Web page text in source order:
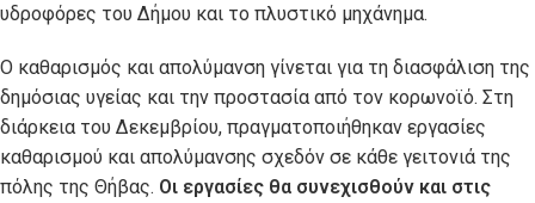
υδροφόρες του Δήμου και το πλυστικό μηχάνημα.
Ο καθαρισμός και απολύμανση γίνεται για τη διασφάλιση της
δημόσιας υγείας και την προστασία από τον κορωνοϊό. Στη
διάρκεια του Δεκεμβρίου, πραγματοποιήθηκαν εργασίες
καθαρισμού και απολύμανσης σχεδόν σε κάθε γειτονιά της
πόλης της Θήβας. Oι εργασίες θα συνεχισθούν και στις